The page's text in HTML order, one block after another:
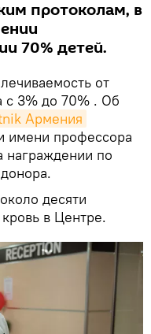
протоколам, в
70% детей.
от
с 3% до 70% . Об
Армения
имени профессора
награждении по
десяти
в Центре.